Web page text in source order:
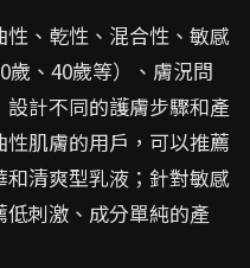
性、乾性、混合性、敏感
歲、40歲等）、膚況問
計不同的護膚步驟和產
肌膚的用戶，可以推薦
清爽型乳液；針對敏感
刺激、成分單純的產